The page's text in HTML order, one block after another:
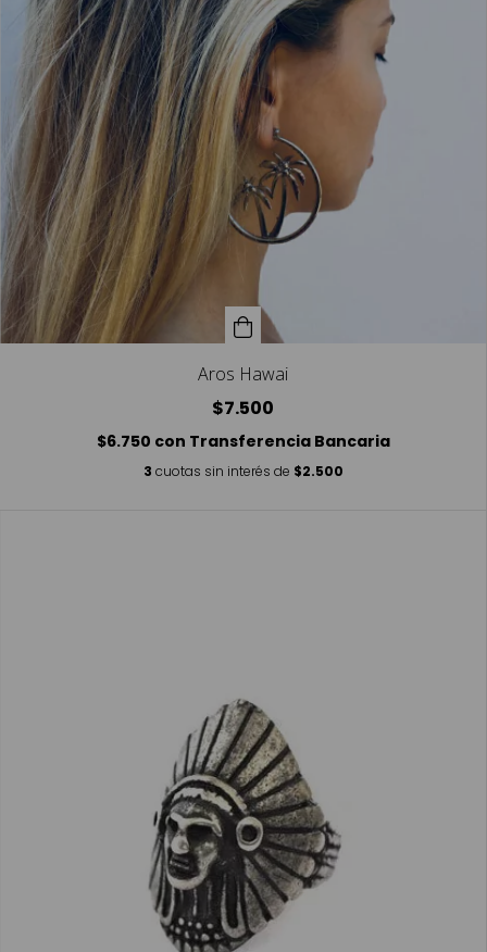
Aros Hawai
$7.500
$6.750 con Transferencia Bancaria
3 cuotas sin interés de $2.500